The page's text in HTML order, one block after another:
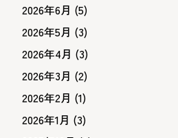
2026年6月 (5)
2026年5月 (3)
2026年4月 (3)
2026年3月 (2)
2026年2月 (1)
2026年1月 (3)